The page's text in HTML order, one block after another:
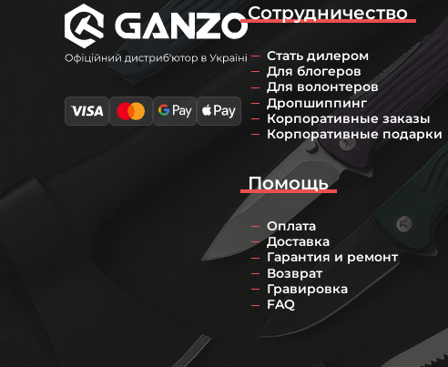
Сотрудничество
Стать дилером
Для блогеров
Для волонтеров
Дропшиппинг
Корпоративные заказы
Корпоративные подарки
Помощь
Оплата
Доставка
Гарантия и ремонт
Возврат
Гравировка
FAQ